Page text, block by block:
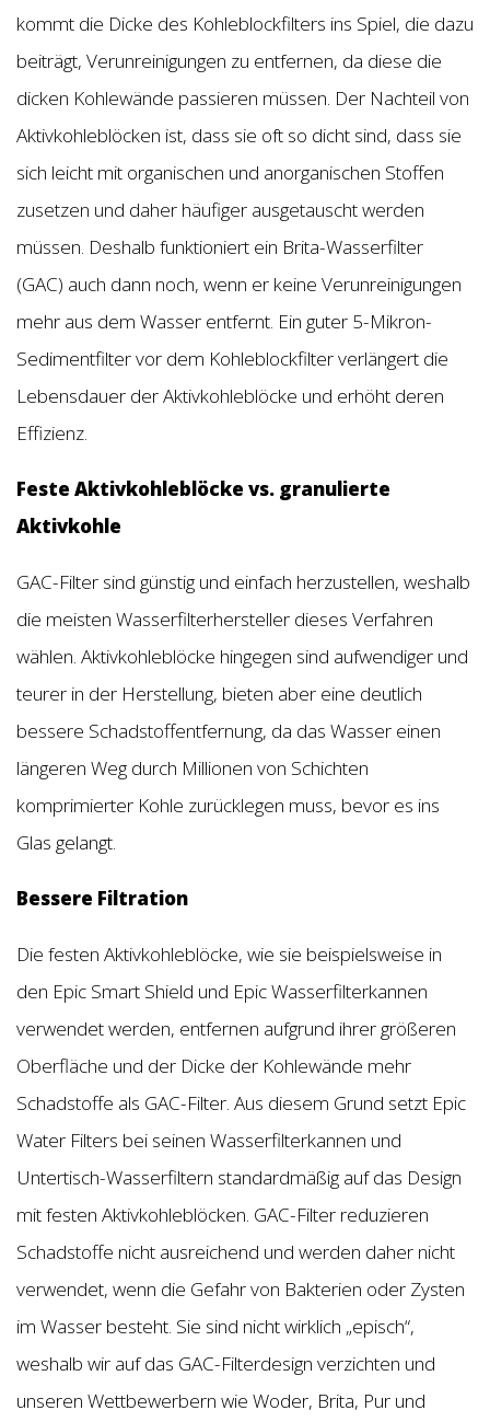
kommt die Dicke des Kohleblockfilters ins Spiel, die dazu
beiträgt, Verunreinigungen zu entfernen, da diese die
dicken Kohlewände passieren müssen. Der Nachteil von
Aktivkohleblöcken ist, dass sie oft so dicht sind, dass sie
sich leicht mit organischen und anorganischen Stoffen
zusetzen und daher häufiger ausgetauscht werden
müssen. Deshalb funktioniert ein Brita-Wasserfilter
(GAC) auch dann noch, wenn er keine Verunreinigungen
mehr aus dem Wasser entfernt. Ein guter 5-Mikron-
Sedimentfilter vor dem Kohleblockfilter verlängert die
Lebensdauer der Aktivkohleblöcke und erhöht deren
Effizienz.
Feste Aktivkohleblöcke vs. granulierte
Aktivkohle
GAC-Filter sind günstig und einfach herzustellen, weshalb
die meisten Wasserfilterhersteller dieses Verfahren
wählen. Aktivkohleblöcke hingegen sind aufwendiger und
teurer in der Herstellung, bieten aber eine deutlich
bessere Schadstoffentfernung, da das Wasser einen
längeren Weg durch Millionen von Schichten
komprimierter Kohle zurücklegen muss, bevor es ins
Glas gelangt.
Bessere Filtration
Die festen Aktivkohleblöcke, wie sie beispielsweise in
den Epic Smart Shield und Epic Wasserfilterkannen
verwendet werden, entfernen aufgrund ihrer größeren
Oberfläche und der Dicke der Kohlewände mehr
Schadstoffe als GAC-Filter. Aus diesem Grund setzt Epic
Water Filters bei seinen Wasserfilterkannen und
Untertisch-Wasserfiltern standardmäßig auf das Design
mit festen Aktivkohleblöcken. GAC-Filter reduzieren
Schadstoffe nicht ausreichend und werden daher nicht
verwendet, wenn die Gefahr von Bakterien oder Zysten
im Wasser besteht. Sie sind nicht wirklich „episch“,
weshalb wir auf das GAC-Filterdesign verzichten und
unseren Wettbewerbern wie Woder, Brita, Pur und